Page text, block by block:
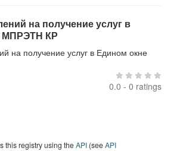
на получение услуг в
МПРЭТН КР
на получение услуг в Едином окне
0.0 - 0 ratings
this registry using theAPI (seeAPI